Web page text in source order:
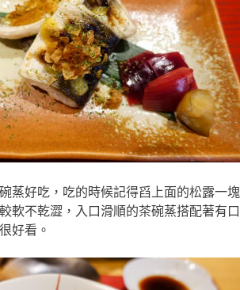
蒸好吃，吃的時候記得舀上面的松露一塊
軟不乾澀，入口滑順的茶碗蒸搭配著有口
好看。